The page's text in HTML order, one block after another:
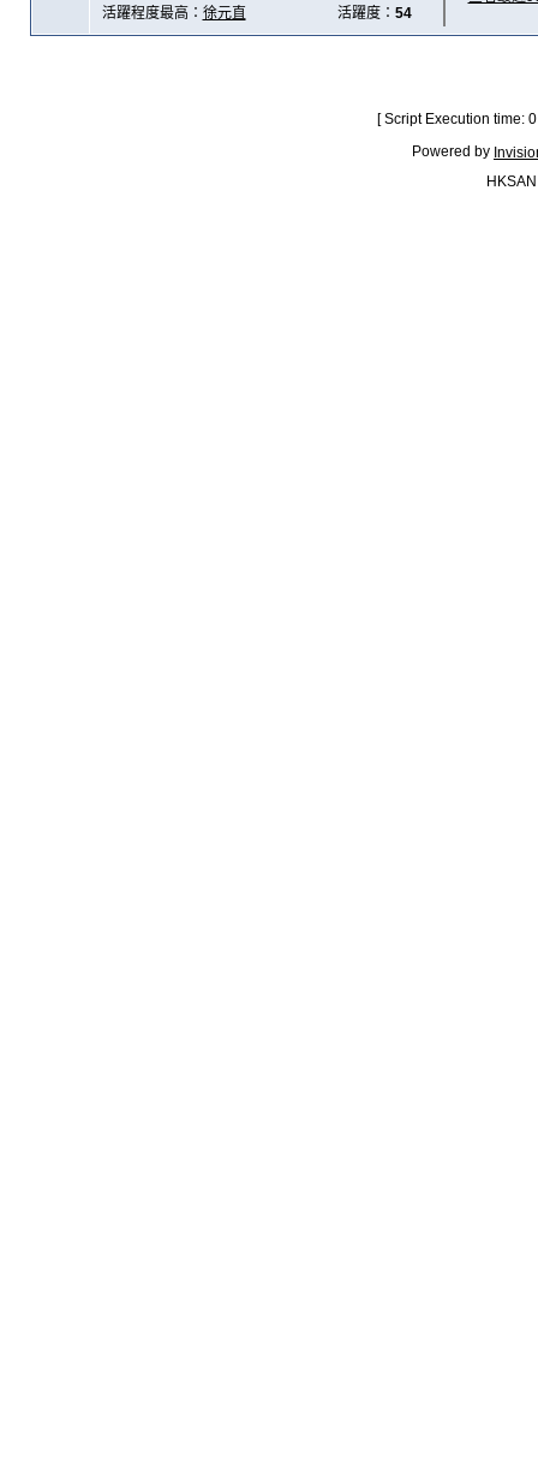
活躍程度最高： 徐元直 活躍度： 54
[ Script Execution time:
Powered by